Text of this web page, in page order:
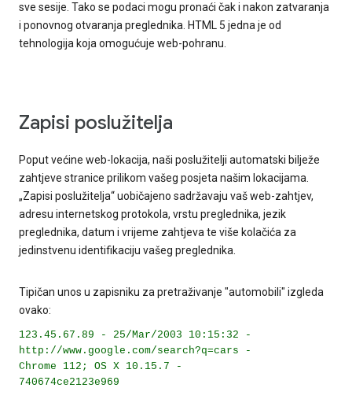
sve sesije. Tako se podaci mogu pronaći čak i nakon zatvaranja
i ponovnog otvaranja preglednika. HTML 5 jedna je od
tehnologija koja omogućuje web-pohranu.
Zapisi poslužitelja
Poput većine web-lokacija, naši poslužitelji automatski bilježe
zahtjeve stranice prilikom vašeg posjeta našim lokacijama.
„Zapisi poslužitelja“ uobičajeno sadržavaju vaš web-zahtjev,
adresu internetskog protokola, vrstu preglednika, jezik
preglednika, datum i vrijeme zahtjeva te više kolačića za
jedinstvenu identifikaciju vašeg preglednika.
Tipičan unos u zapisniku za pretraživanje "automobili" izgleda
ovako:
123.45.67.89 - 25/Mar/2003 10:15:32 -
http://www.google.com/search?q=cars -
Chrome 112; OS X 10.15.7 -
740674ce2123e969